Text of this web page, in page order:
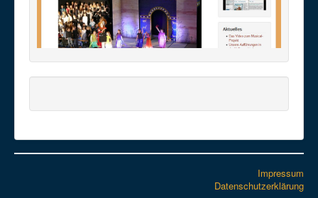
Impressum
Datenschutzerklärung